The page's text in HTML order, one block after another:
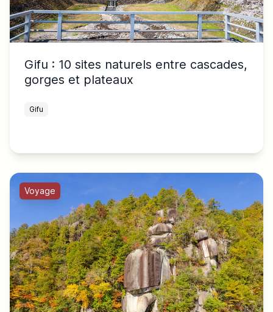
Gifu : 10 sites naturels entre cascades,
gorges et plateaux
Gifu
Voyage